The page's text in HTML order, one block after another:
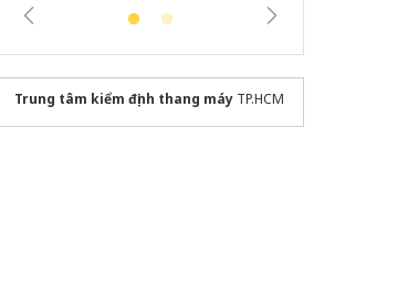
Trung tâm kiểm định thang máy TP.HCM